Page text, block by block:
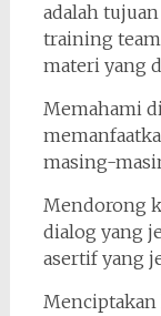
adalah
training
materi yang
Memahami
masing-
Mendorong
dialog yang
asertif yang